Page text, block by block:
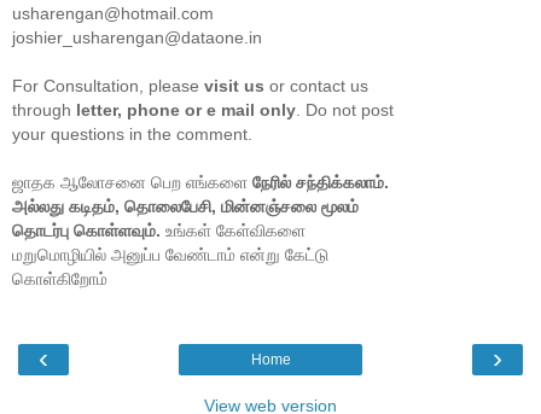
usharengan@hotmail.com
joshier_usharengan@dataone.in
For Consultation, please visit us or contact us
through letter, phone or e mail only . Do not post
your questions in the comment.
ஜாதக ஆலோசனை பெற எங்களை நேரில் சந்திக்கலாம்.
அல்லது கடிதம், தொலைபேசி, மின்னஞ்சலை மூலம்
தொடர்பு கொள்ளவும். உங்கள் கேள்விகளை
மறுமொழியில் அனுப்ப வேண்டாம் என்று கேட்டு
கொள்கிறோம்
‹ ›
Home
View web version